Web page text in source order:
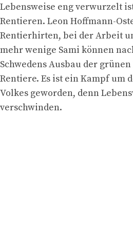
Lebensweise eng verwurzelt
Rentieren. Leon Hoffmann-
Rentierhirten, bei der Arbeit
mehr wenige Sami können
Schwedens Ausbau der
Rentiere. Es ist ein Kampf um
Volkes geworden, denn
verschwinden.